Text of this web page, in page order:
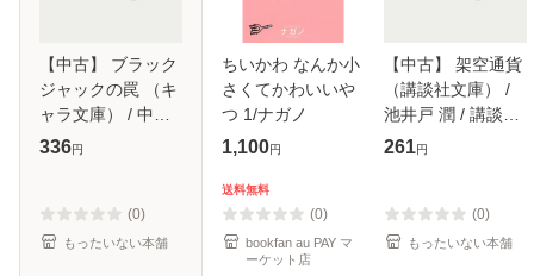
【中古】 ブラック
ジャックの罠 （キ
ャラ文庫） / 中原
一也 / 徳間書店 [文
336円
(0)
もったいない本舗
ちいかわ なんか小
さくてかわいいや
つ 1/ナガノ
1,100円
送料無料
(0)
bookfan au PAY マ
ーケット店
【中古】 架空通貨
（講談社文庫） /
池井戸 潤 / 講談社
[文庫]【メール便送
261円
(0)
もったいない本舗